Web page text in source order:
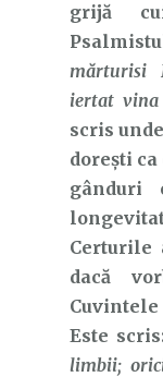
grijă
mărturisi
iertat vina
scris
dorești
gânduri
Certurile
dacă
Este
limbii;